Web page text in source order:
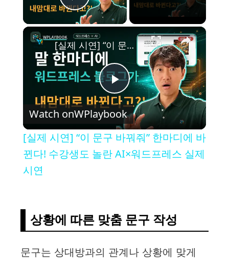
Play Video
×
P
l
a
V
i
[실제 시연] “이 문구 바꿔줘” 한마디에 바뀐다! 수강생도 놀란 AI×워드프레스 실제 시연
Watch onWPlaybook
[실제 시연] “이 문구 바꿔줘” 한마디에 바
뀐다! 수강생도 놀란 AI×워드프레스 실제
시연
상황에 따른 맞춤 문구 작성
문구는 상대방과의 관계나 상황에 맞게